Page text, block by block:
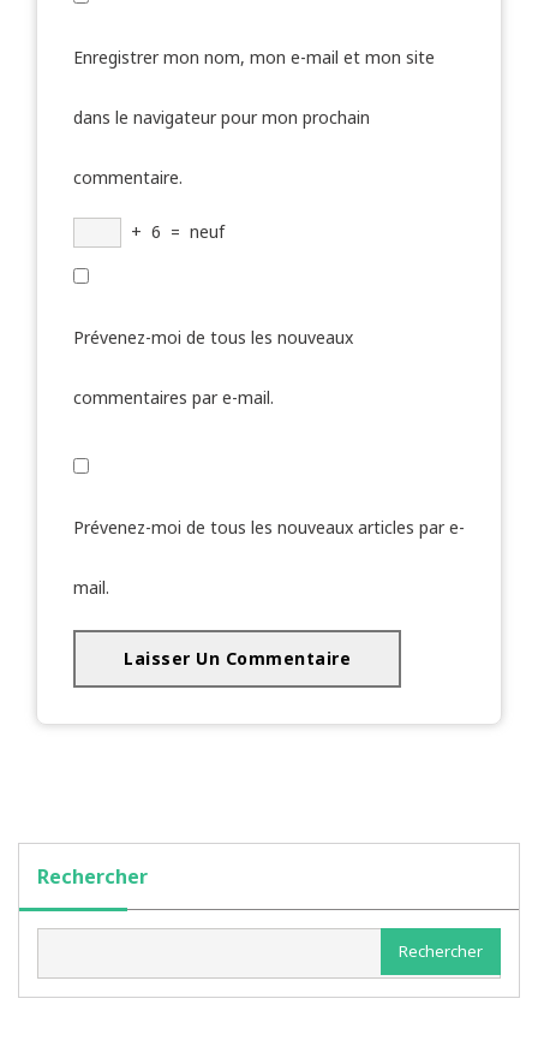
Enregistrer mon nom, mon e-mail et mon site
dans le navigateur pour mon prochain
commentaire.
+ 6 = neuf
Prévenez-moi de tous les nouveaux
commentaires par e-mail.
Prévenez-moi de tous les nouveaux articles par e-
mail.
Rechercher
Rechercher